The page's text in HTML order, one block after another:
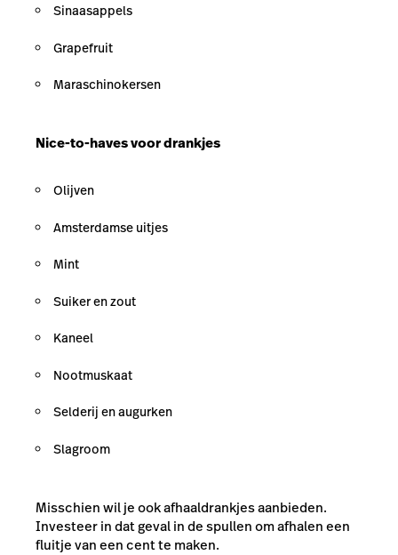
Sinaasappels
Grapefruit
Maraschinokersen
Nice-to-haves voor drankjes
Olijven
Amsterdamse uitjes
Mint
Suiker en zout
Kaneel
Nootmuskaat
Selderij en augurken
Slagroom
Misschien wil je ookafhaaldrankjes aanbieden.
Investeer in dat geval in de spullen om afhalen een
fluitje van een cent te maken.